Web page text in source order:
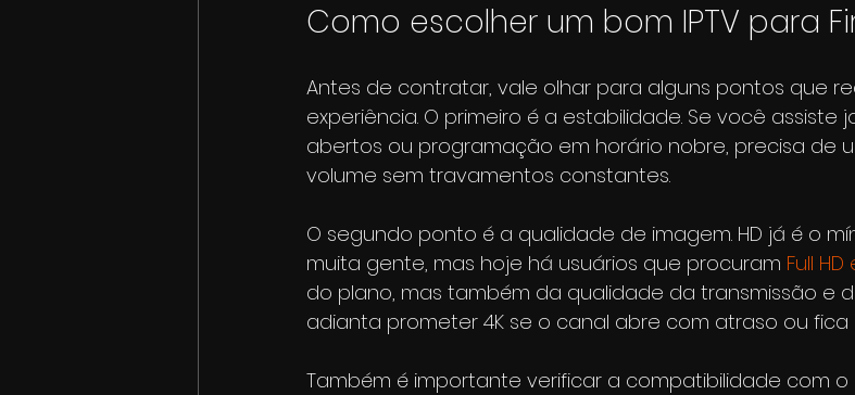
Como escolher um bom IPTV para
Antes de contratar, vale olhar para alguns pontos que
experiência. O primeiro é a estabilidade. Se você assiste
abertos ou programação em horário nobre, precisa de
volume sem travamentos constantes.
O segundo ponto é a qualidade de imagem. HD já é o
muita gente, mas hoje há usuários que procuram Full HD
do plano, mas também da qualidade da transmissão e
adianta prometer 4K se o canal abre com atraso ou fica
Também é importante verificar a compatibilidade com